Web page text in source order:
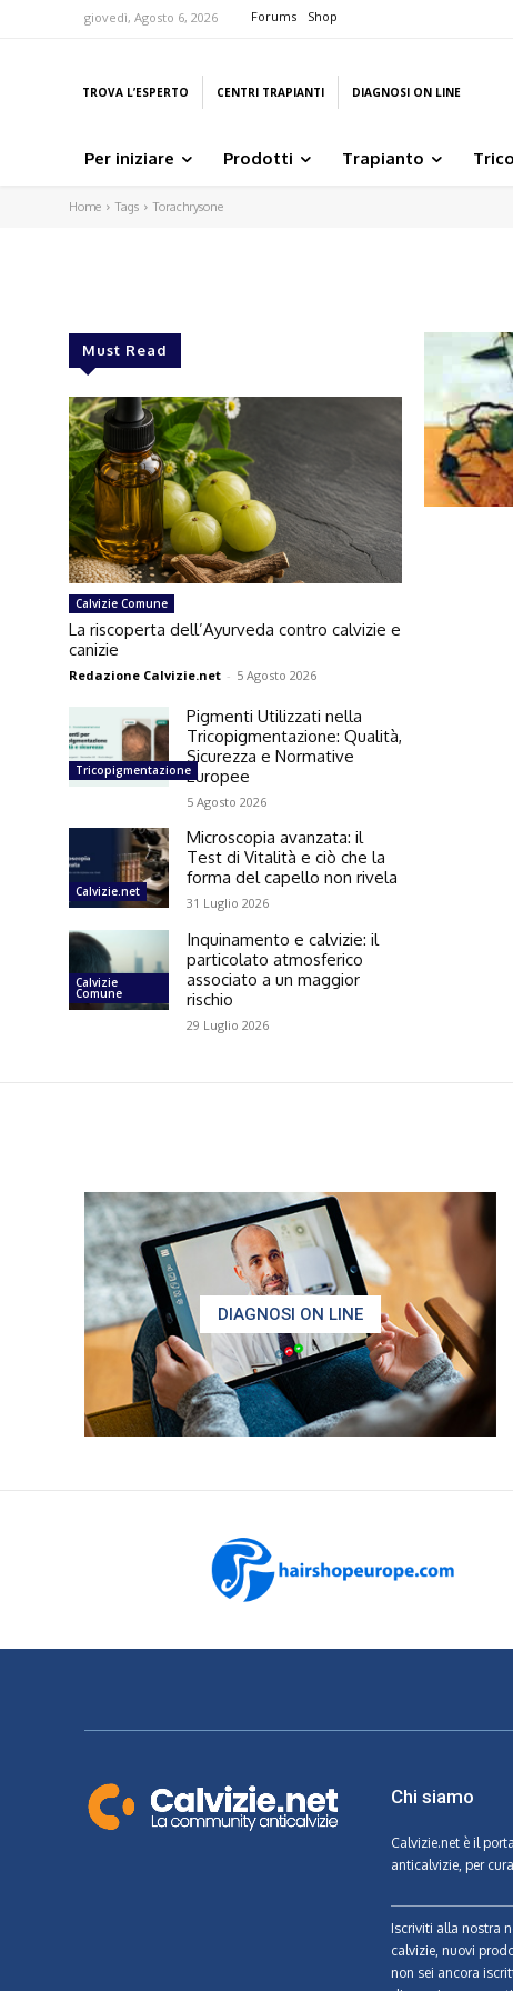
giovedì, Agosto 6, 2026 Forums Shop
TROVA L’ESPERTO CENTRI TRAPIANTI DIAGNOSI ON LINE
Per iniziare Prodotti Trapianto
Home Tags Torachrysone
Must Read
Calvizie Comune
La riscoperta dell’Ayurveda contro calvizie e
canizie
Redazione Calvizie.net - 5 Agosto 2026
Tricopigmentazione
Pigmenti Utilizzati nella
Tricopigmentazione: Qualità,
Sicurezza e Normative
Europee
5 Agosto 2026
Calvizie.net
Microscopia avanzata: il
Test di Vitalità e ciò che la
forma del capello non rivela
31 Luglio 2026
Calvizie
Comune
Inquinamento e calvizie: il
particolato atmosferico
associato a un maggior
rischio
29 Luglio 2026
DIAGNOSI ON LINE
Chi siamo
Calvizie.netè il
anticalvizie, per
Iscriviti alla nostra
calvizie, nuovi
non sei ancora